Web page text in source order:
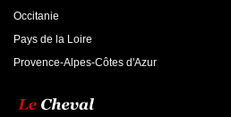
Occitanie
Pays de la Loire
Provence-Alpes-Côtes d'Azur